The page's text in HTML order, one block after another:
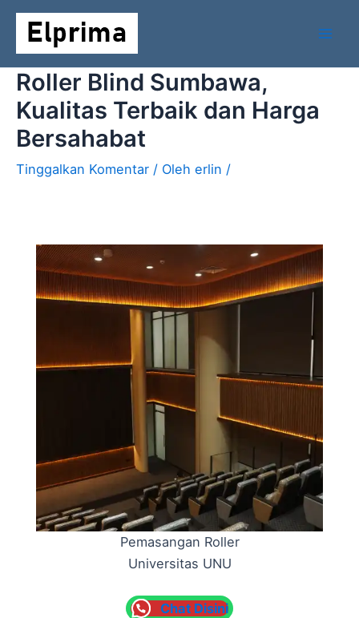
Lewati
konten
Roller Blind Sumbawa,
Kualitas Terbaik dan Harga
Bersahabat
Tinggalkan Komentar / Oleh erlin /
Pemasangan Roller
Universitas UNU
Chat Disini